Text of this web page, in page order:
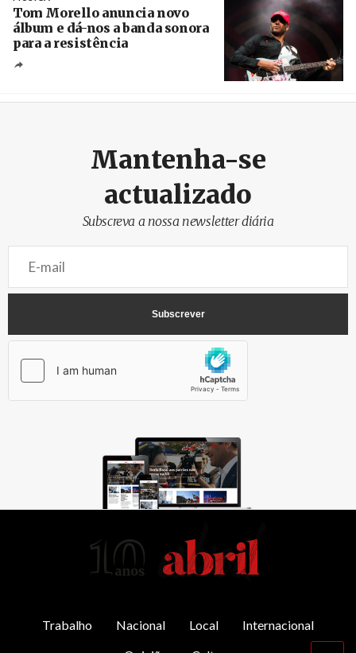
Tom Morello anuncia novo
álbum e dá-nos a banda sonora
para a resistência
Mantenha-se
actualizado
Subscreva a nossa newsletter diária
Trabalho Nacional Local
Internacional